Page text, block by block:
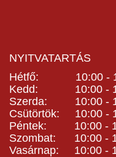
NYITVATARTÁS
Hétfő: 10:00 -
Kedd: 10:00 -
Szerda: 10:00 -
Csütörtök: 10:00 -
Péntek: 10:00 -
Szombat: 10:00 -
Vasárnap: 10:00 -